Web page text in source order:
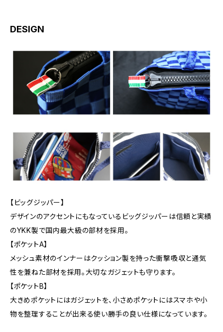
DESIGN
【ビッグジッパー】
デザインのアクセントにもなっているビッグジッパーは信頼と実績
のYKK製で国内最大級の部材を採用。
【ポケットA】
メッシュ素材のインナーはクッション製を持った衝撃吸収と通気
性を兼ねた部材を採用。大切なガジェットも守ります。
【ポケットB】
大きめポケットにはガジェットを、小さめポケットにはスマホや小
物を整理することが出来る使い勝手の良い仕様になっています。